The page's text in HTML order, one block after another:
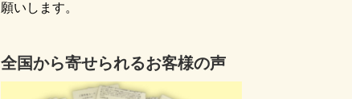
願いします。
全国から寄せられるお客様の声